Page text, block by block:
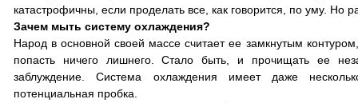
катастрофичны, если проделать все, как говорится, по уму. Но
Зачем мыть систему охлаждения?
Народ в основной своей массе считает ее замкнутым
попасть ничего лишнего. Стало быть, и прочищать ее
заблуждение. Система охлаждения имеет даже
потенциальная пробка.